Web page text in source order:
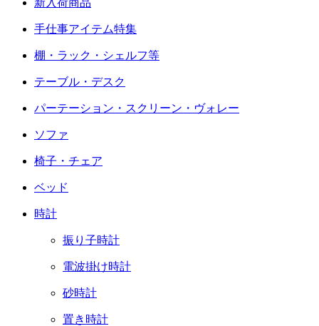
手仕事アイテム特集
棚・ラック・シェルフ等
テーブル・デスク
パーテーション・スクリーン・ヴォレー
ソファ
椅子・チェア
ベッド
時計
振り子時計
電波掛け時計
砂時計
置き時計